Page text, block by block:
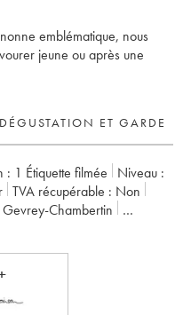
emblématique, nous
jeune ou après une
DÉGUSTATION ET GARDE
: 1 Étiquette filmée
Niveau :
TVA récupérable :
non
Gevrey-Chambertin